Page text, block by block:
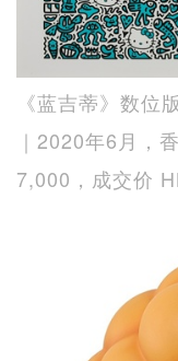
《蓝吉蒂》数
｜2020年6月，
7,000，成交价